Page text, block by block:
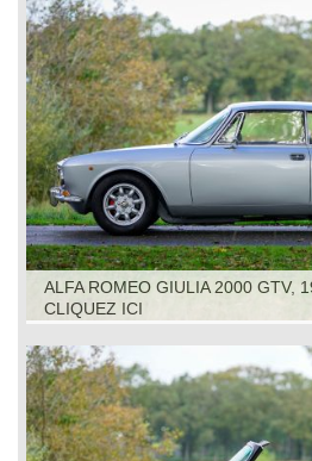
ALFA ROMEO GIULIA 2000 GTV,
CLIQUEZ ICI